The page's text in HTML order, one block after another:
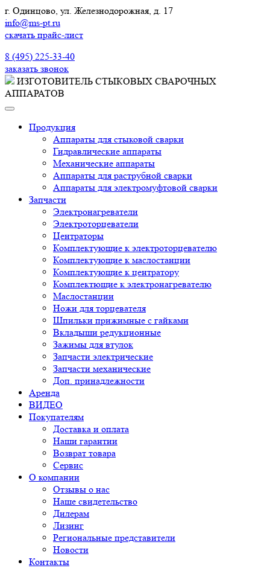
г. Одинцово, ул. Железнодорожная, д. 17
info@ms-pt.ru
скачать прайс-лист
8 (495) 225-33-40
заказать звонок
ИЗГОТОВИТЕЛЬ СТЫКОВЫХ СВАРОЧНЫХ
АППАРАТОВ
Продукция
Аппараты для стыковой сварки
Гидравлические аппараты
Механические аппараты
Аппараты для раструбной сварки
Аппараты для электромуфтовой сварки
Запчасти
Электронагреватели
Электроторцеватели
Центраторы
Комплектующие к электроторцевателю
Комплектующие к маслостанции
Комплектующие к центратору
Комплектющие к электронагревателю
Маслостанции
Ножи для торцевателя
Шпильки прижимные с гайками
Вкладыши редукционные
Зажимы для втулок
Запчасти электрические
Запчасти механические
Доп. принадлежности
Аренда
ВИДЕО
Покупателям
Доставка и оплата
Наши гарантии
Возврат товара
Сервис
О компании
Отзывы о нас
Наше свидетельство
Дилерам
Лизинг
Региональные представители
Новости
Контакты